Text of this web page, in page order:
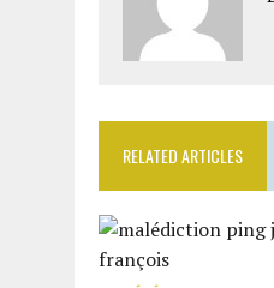
RELATED ARTICLES